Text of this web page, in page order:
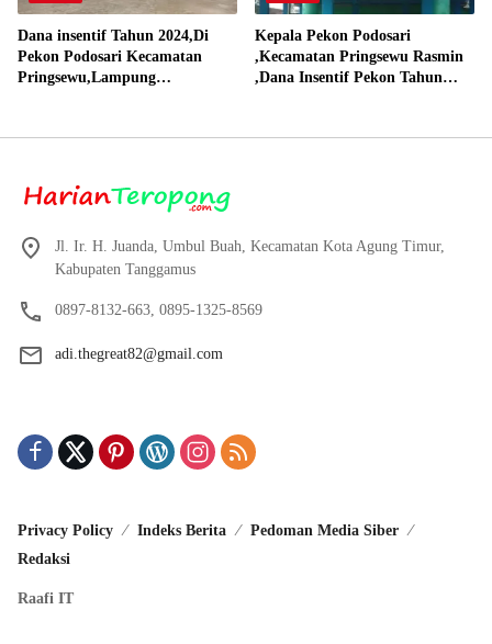
Dana insentif Tahun 2024,Di
Pekon Podosari Kecamatan
Pringsewu,Lampung
Kepala Pekon Podosari
,Kecamatan Pringsewu Rasmin
,Dana Insentif Pekon Tahun
Jl. Ir. H. Juanda, Umbul Buah, Kecamatan Kota Agung Timur,
Kabupaten Tanggamus
0897-8132-663, 0895-1325-8569
adi.thegreat82@gmail.com
Privacy Policy Indeks Berita
Pedoman Media Siber
Redaksi
Raafi IT